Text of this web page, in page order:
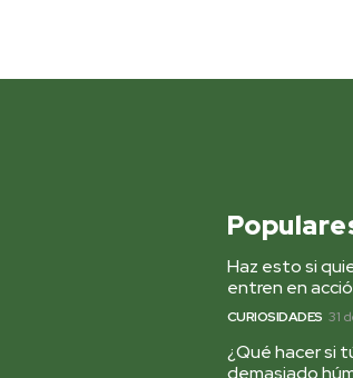
Haz esto si
entren en
CURIOSIDADES 31
¿Qué hacer si
demasiado